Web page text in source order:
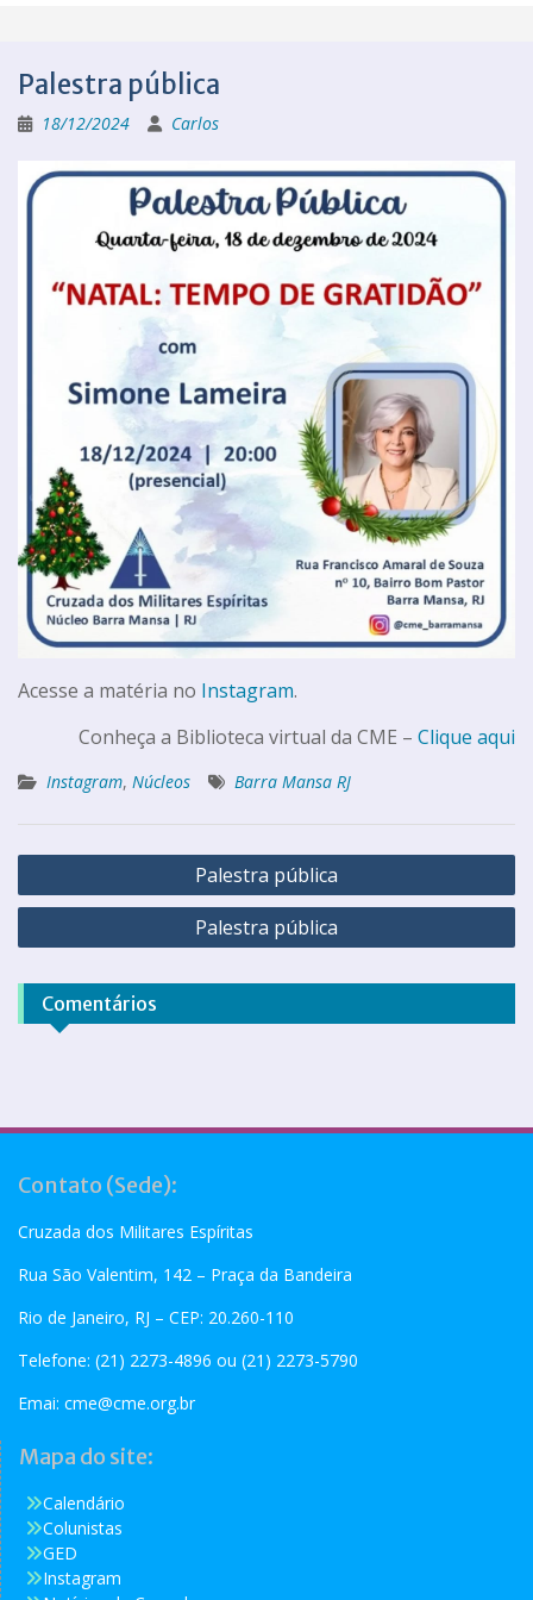
Palestra pública
18/12/2024 Carlos
Acesse a matéria no Instagram.
Conheça a Biblioteca virtual da CME – Clique aqui
Instagram, Núcleos Barra Mansa RJ
Palestra pública
Palestra pública
Comentários
Contato (Sede):
Cruzada dos Militares Espíritas
Rua São Valentim, 142 – Praça da Bandeira
Rio de Janeiro, RJ – CEP: 20.260-110
Telefone: (21) 2273-4896 ou (21) 2273-5790
Emai: cme@cme.org.br
Mapa do site:
Calendário
Colunistas
GED
Instagram